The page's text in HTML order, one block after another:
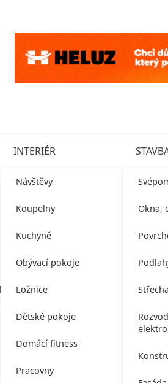
INTERIÉR
Návštěvy
Koupelny
Kuchyně
Obývací pokoje
Ložnice
Dětské pokoje
Domácí fitness
Pracovny
Okna,